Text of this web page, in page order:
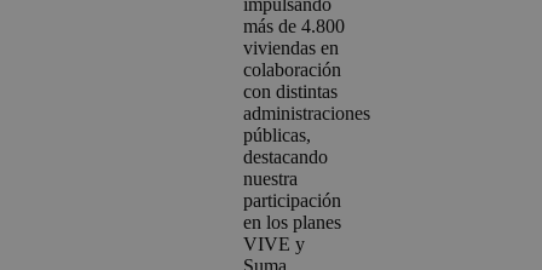
impulsando
más de 4.800
viviendas en
colaboración
con distintas
administraciones
públicas,
destacando
nuestra
participación
en los planes
VIVE y